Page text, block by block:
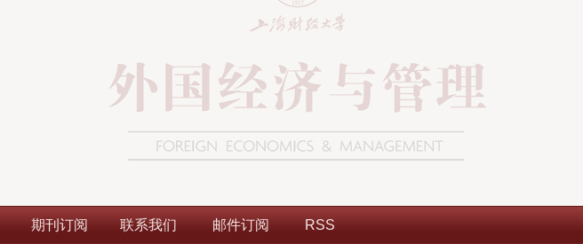
期刊订阅 联系我们 邮件订阅 RSS